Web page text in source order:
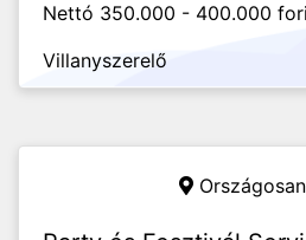
Nettó 350.000 - 400.000
Villanyszerelő